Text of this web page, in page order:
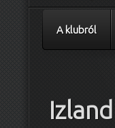
A klubról